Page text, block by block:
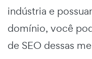
indústria e
domínio, você
de SEO dessas